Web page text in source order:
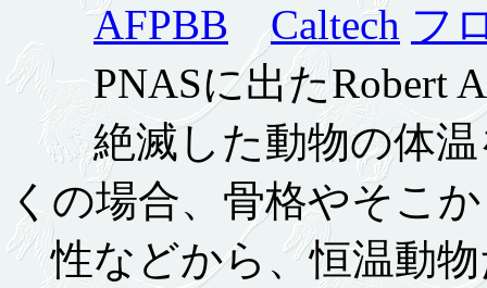
AFPBB
Caltech フ
PNASに出たRobert A.
絶滅した動物の体温
くの場合、骨格やそこ
性などから、恒温動物